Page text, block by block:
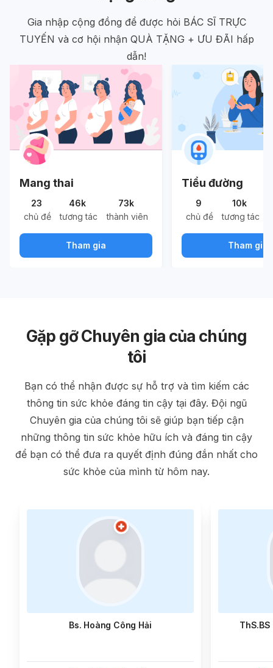
Gia nhập cộng đồng để được hỏi BÁC SĨ TRỰC
TUYẾN và cơ hội nhận QUÀ TẶNG + ƯU ĐÃI hấp
dẫn!
Mang thai
23
chủ đề
46k
tương tác
73k
thành viên
Tham gia
Tiểu đường
9
chủ đề
10k
tương tác
Tham gia
Gặp gỡ Chuyên gia của chúng
tôi
Bạn có thể nhận được sự hỗ trợ và tìm kiếm các
thông tin sức khỏe đáng tin cậy tại đây. Đội ngũ
Chuyên gia của chúng tôi sẽ giúp bạn tiếp cận
những thông tin sức khỏe hữu ích và đáng tin cậy
để bạn có thể đưa ra quyết định đúng đắn nhất cho
sức khỏe của mình từ hôm nay.
Bs. Hoàng Công Hải